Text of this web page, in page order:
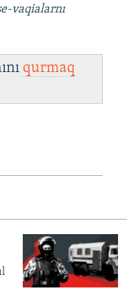
vaqialarnı
qurmaq